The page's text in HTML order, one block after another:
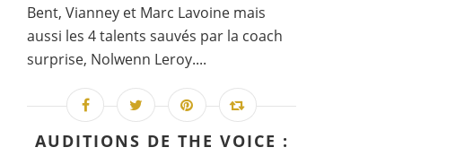
Bent, Vianney et Marc Lavoine mais
aussi les 4 talents sauvés par la coach
surprise, Nolwenn Leroy....
AUDITIONS DE THE VOICE :